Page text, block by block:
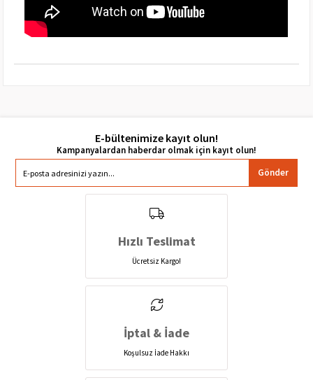
E-bültenimize kayıt olun!
Gönder
Hızlı Teslimat
Ücretsiz Kargo!
İptal & İade
Koşulsuz İade Hakkı